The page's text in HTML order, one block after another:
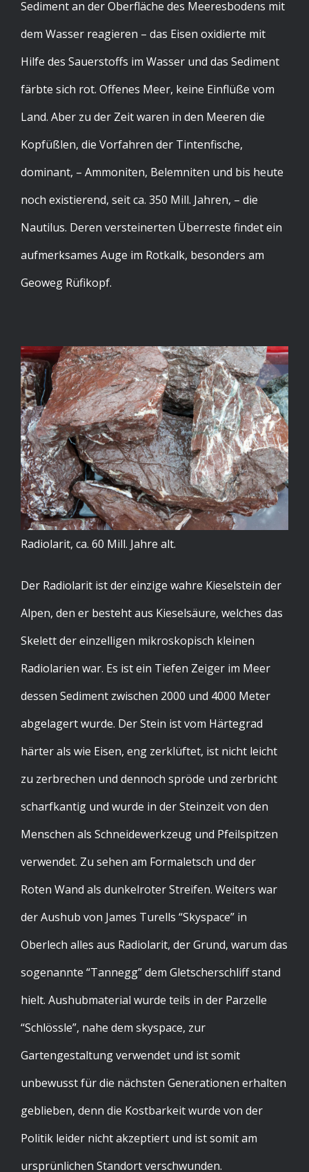
Sediment an der Oberfläche des Meeresbodens mit
dem Wasser reagieren – das Eisen oxidierte mit
Hilfe des Sauerstoffs im Wasser und das Sediment
färbte sich rot. Offenes Meer, keine Einflüße vom
Land. Aber zu der Zeit waren in den Meeren die
Kopfüßlen, die Vorfahren der Tintenfische,
dominant, – Ammoniten, Belemniten und bis heute
noch existierend, seit ca. 350 Mill. Jahren, – die
Nautilus. Deren versteinerten Überreste findet ein
aufmerksames Auge im Rotkalk, besonders am
Geoweg Rüfikopf.
Radiolarit, ca. 60 Mill. Jahre alt.
Der Radiolarit ist der einzige wahre Kieselstein der
Alpen, den er besteht aus Kieselsäure, welches das
Skelett der einzelligen mikroskopisch kleinen
Radiolarien war. Es ist ein Tiefen Zeiger im Meer
dessen Sediment zwischen 2000 und 4000 Meter
abgelagert wurde. Der Stein ist vom Härtegrad
härter als wie Eisen, eng zerklüftet, ist nicht leicht
zu zerbrechen und dennoch spröde und zerbricht
scharfkantig und wurde in der Steinzeit von den
Menschen als Schneidewerkzeug und Pfeilspitzen
verwendet. Zu sehen am Formaletsch und der
Roten Wand als dunkelroter Streifen. Weiters war
der Aushub von James Turells “Skyspace” in
Oberlech alles aus Radiolarit, der Grund, warum das
sogenannte “Tannegg” dem Gletscherschliff stand
hielt. Aushubmaterial wurde teils in der Parzelle
“Schlössle”, nahe dem skyspace, zur
Gartengestaltung verwendet und ist somit
unbewusst für die nächsten Generationen erhalten
geblieben, denn die Kostbarkeit wurde von der
Politik leider nicht akzeptiert und ist somit am
ursprünlichen Standort verschwunden.